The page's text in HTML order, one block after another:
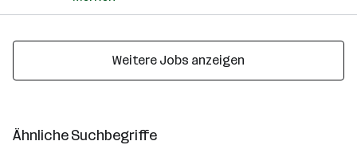
Weitere Jobs anzeigen
Ähnliche Suchbegriffe